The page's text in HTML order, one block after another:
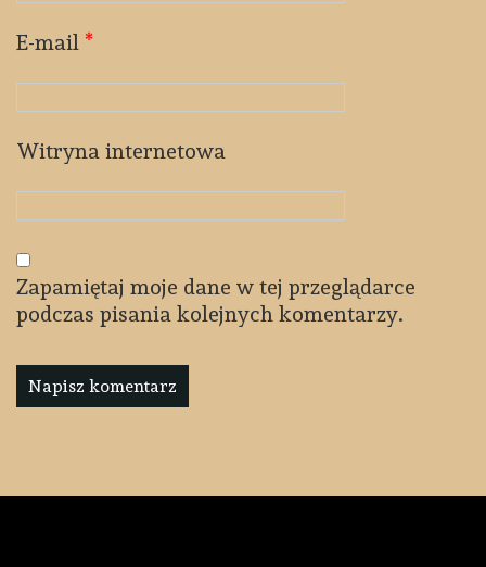
E-mail *
Witryna internetowa
Zapamiętaj moje dane w tej przeglądarce
podczas pisania kolejnych komentarzy.